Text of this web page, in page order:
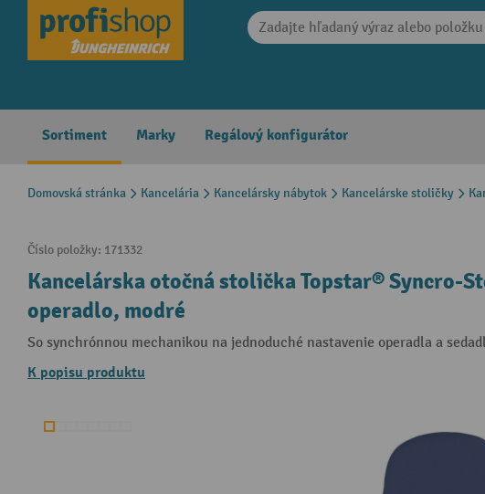
Skip to main navigation
Sortiment Marky Regálový konfigurátor
Domovská stránka Kancelária Kancelársky nábytok Kancelárske stoličky
Číslo položky: 171332
Kancelárska otočná stolička Topstar® Syncro-
operadlo, modré
So synchrónnou mechanikou na jednoduché nastavenie operadla a
K popisu produktu